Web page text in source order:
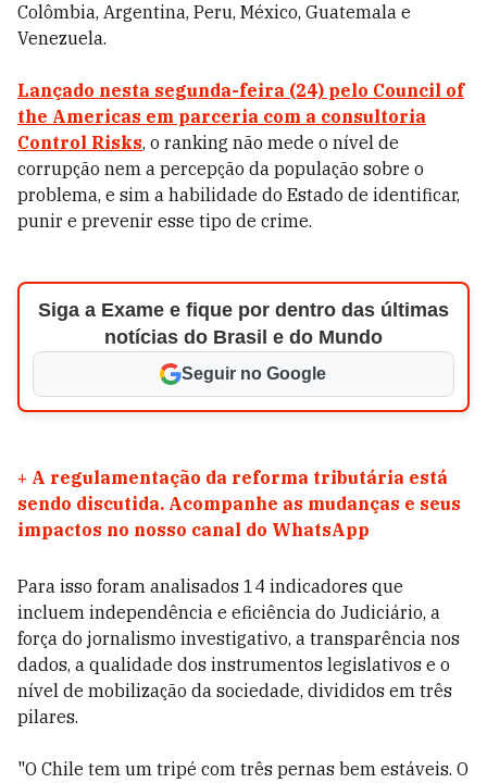
Colômbia, Argentina, Peru, México, Guatemala e
Venezuela.
Lançado nesta segunda-feira (24) pelo Council of
the Americas em parceria com a consultoria
Control Risks, o ranking não mede o nível de
corrupção nem a percepção da população sobre o
problema, e sim a habilidade do Estado de identificar,
punir e prevenir esse tipo de crime.
Siga a Exame e fique por dentro das últimas
notícias do Brasil e do Mundo
Seguir no Google
+ A regulamentação da reforma tributária está
sendo discutida. Acompanhe as mudanças e seus
impactos no nosso canal do WhatsApp
Para isso foram analisados 14 indicadores que
incluem independência e eficiência do Judiciário, a
força do jornalismo investigativo, a transparência nos
dados, a qualidade dos instrumentos legislativos e o
nível de mobilização da sociedade, divididos em três
pilares.
"O Chile tem um tripé com três pernas bem estáveis. O